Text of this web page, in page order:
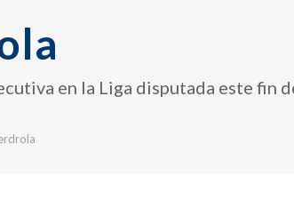
en la Liga disputada este fin